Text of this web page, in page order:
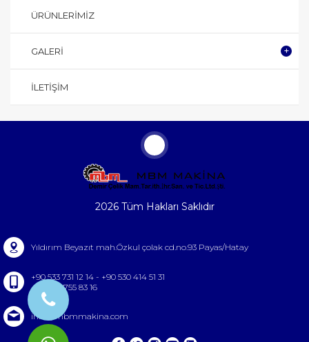
ÜRÜNLERIMIZ
GALERI
İLETIŞIM
2026 Tüm Hakları Saklıdır
Yıldırım Beyazıt mah.Özkul çolak cd.no.93 Payas/Hatay
+90 533 731 12 14 - +90 530 414 51 31
+90 326 755 83 16
info@mbmmakina.com